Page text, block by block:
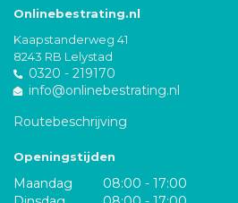
Onlinebestrating.nl
Kaapstanderweg 41
8243 RB Lelystad
0320 - 219170
info@onlinebestrating.nl
Routebeschrijving
Openingstijden
Maandag
08:00 - 17:00